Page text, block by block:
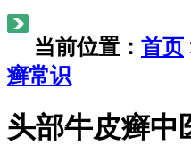
当前位置： 首页
癣常识
头部牛皮癣中